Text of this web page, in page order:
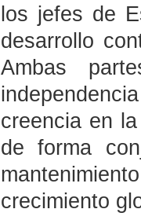
los jefes de
desarrollo
Ambas
creencia en
de forma
crecimiento